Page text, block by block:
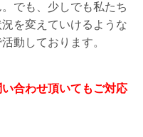
でも、少しでも私たち
を変えていけるような
動しております。
合わせ頂いてもご対応